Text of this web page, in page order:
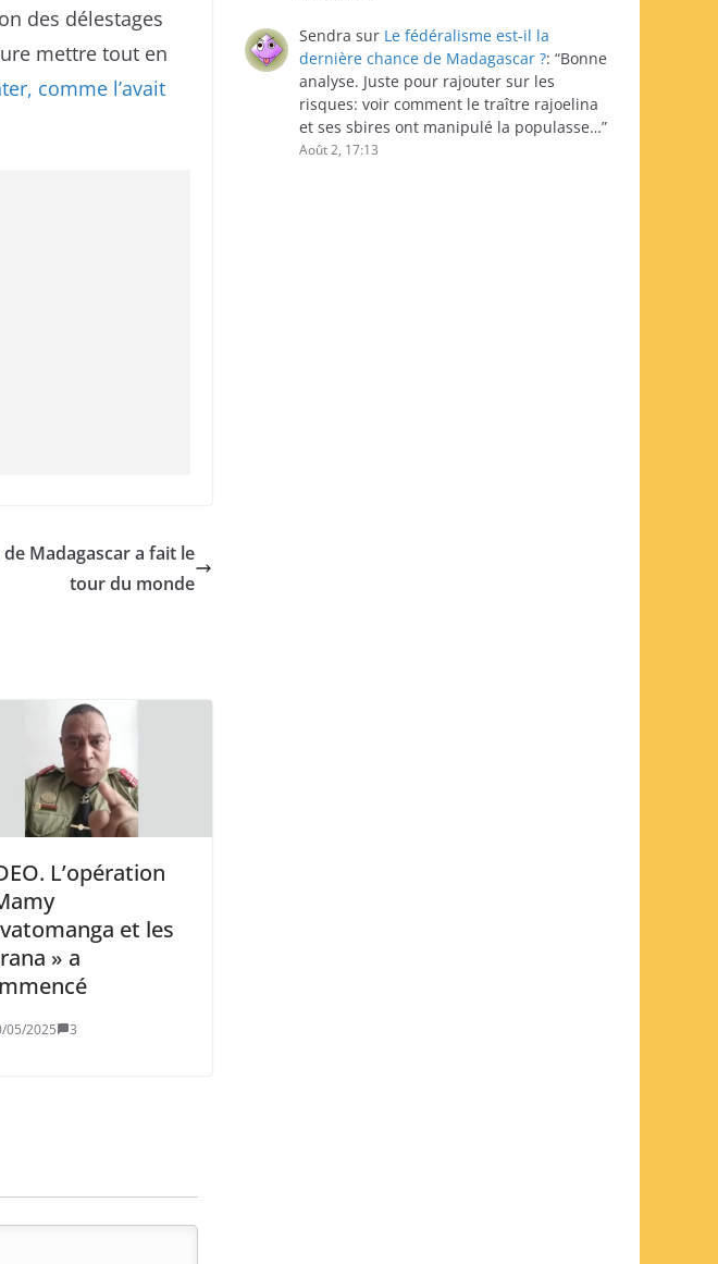
des délestages
mettre tout en
comme l’avait
Madagascar a fait le
tour du monde
L’opération
et les
» a
05/2025 3
Sendra sur Le fédéralisme est-il la
dernière chance de Madagascar ?: “Bonne
analyse. Juste pour rajouter sur les
risques: voir comment le traître rajoelina
et ses sbires ont manipulé la populasse…”
Août 2, 17:13